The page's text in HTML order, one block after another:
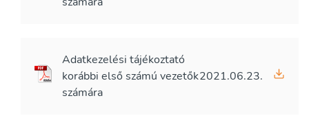
Adatkezelési tájékoztató
korábbi első számú vezetők
számára
2021.06.23.